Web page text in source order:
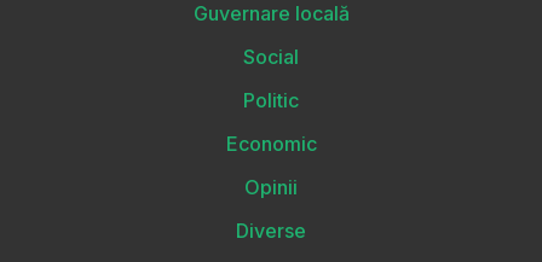
Guvernare locală
Social
Politic
Economic
Opinii
Diverse